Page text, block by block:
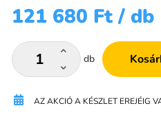
121 680 Ft / db
db
AZ AKCIÓ A KÉSZLET EREJÉIG